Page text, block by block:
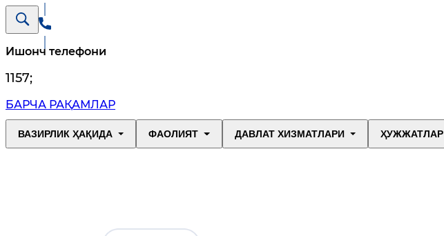
Ишонч телефони
1157;
БАРЧА РАҚАМЛАР
ВАЗИРЛИК ҲАҚИДА ФАОЛИЯТ ДАВЛАТ ХИЗМАТЛАРИ ҲУЖЖАТЛАР